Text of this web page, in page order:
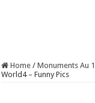
Home / Monuments Au
World4 – Funny Pics